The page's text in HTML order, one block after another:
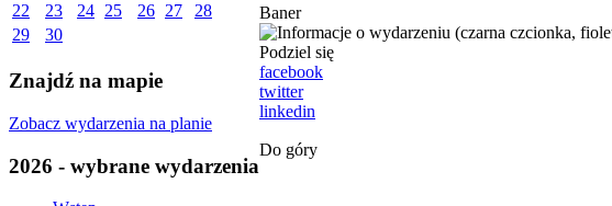
22
23 24 25 26 27
28
29
30
Znajdź na mapie
Zobacz wydarzenia na planie
2026 - wybrane wydarzenia
Baner
Podziel się
facebook
twitter
linkedin
Do góry